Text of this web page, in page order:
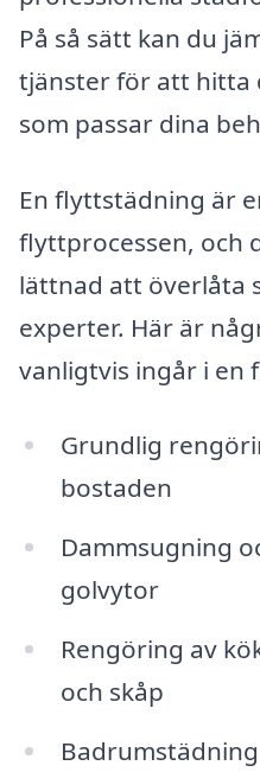
På så sätt kan du
tjänster för att hitta
som passar dina
En flyttstädning är
flyttprocessen, och
lättnad att överlåta
experter. Här är
vanligtvis ingår i en
Grundlig
bostaden
Dammsugning
golvytor
Rengöring av
och skåp